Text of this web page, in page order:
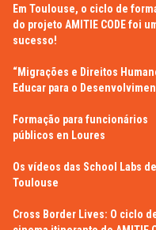
Em Toulouse, o ciclo de
do projeto AMITIE CODE foi
sucesso!
“Migrações e Direitos
Educar para o
Formação para funcionários
públicos en Loures
Os vídeos das School Labs de
Toulouse
Cross Border Lives: O ciclo